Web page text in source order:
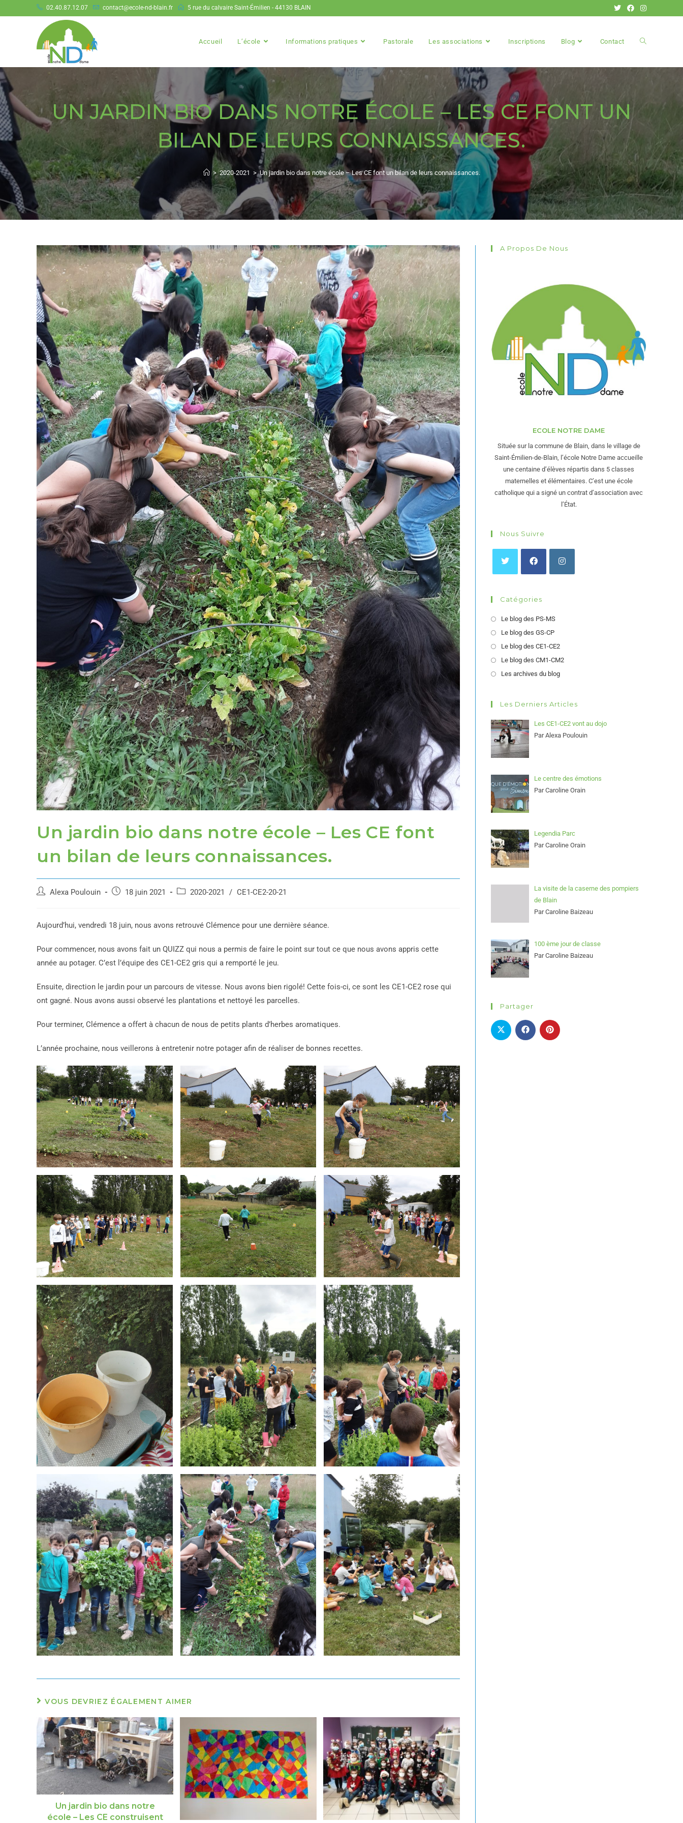
02.40.87.12.07 contact@ecole-nd-blain.fr 5 rue du calvaire Saint-Émilien - 44130 BLAIN
Accueil L’école Informations pratiques Pastorale Les associations Inscriptions Blog Contact
UN JARDIN BIO DANS NOTRE ÉCOLE – LES CE FONT UN
BILAN DE LEURS CONNAISSANCES.
> 2020-2021 > Un jardin bio dans notre école – Les CE font un bilan de leurs connaissances.
Un jardin bio dans notre école – Les CE font
un bilan de leurs connaissances.
Alexa Poulouin 18 juin 2021 2020-2021 / CE1-CE2-20-21
Aujourd’hui, vendredi 18 juin, nous avons retrouvé Clémence pour une dernière séance.
Pour commencer, nous avons fait un QUIZZ qui nous a permis de faire le point sur tout ce que nous avons appris cette
année au potager. C’est l’équipe des CE1-CE2 gris qui a remporté le jeu.
Ensuite, direction le jardin pour un parcours de vitesse. Nous avons bien rigolé! Cette fois-ci, ce sont les CE1-CE2 rose qui
ont gagné. Nous avons aussi observé les plantations et nettoyé les parcelles.
Pour terminer, Clémence a offert à chacun de nous de petits plants d’herbes aromatiques.
L’année prochaine, nous veillerons à entretenir notre potager afin de réaliser de bonnes recettes.
VOUS DEVRIEZ ÉGALEMENT AIMER
Un jardin bio dans notre
école – Les CE construisent
A Propos De Nous
ECOLE NOTRE DAME
Située sur la commune de Blain, dans le village de
Saint-Émilien-de-Blain, l’école Notre Dame accueille
une centaine d’élèves répartis dans 5 classes
maternelles et élémentaires. C’est une école
catholique qui a signé un contrat d’association avec
l’État.
Nous Suivre
Catégories
Le blog des PS-MS
Le blog des GS-CP
Le blog des CE1-CE2
Le blog des CM1-CM2
Les archives du blog
Les Derniers Articles
Les CE1-CE2 vont au dojo
Par Alexa Poulouin
Le centre des émotions
Par Caroline Orain
Legendia Parc
Par Caroline Orain
La visite de la caserne des pompiers
de Blain
Par Caroline Baizeau
100 ème jour de classe
Par Caroline Baizeau
Partager